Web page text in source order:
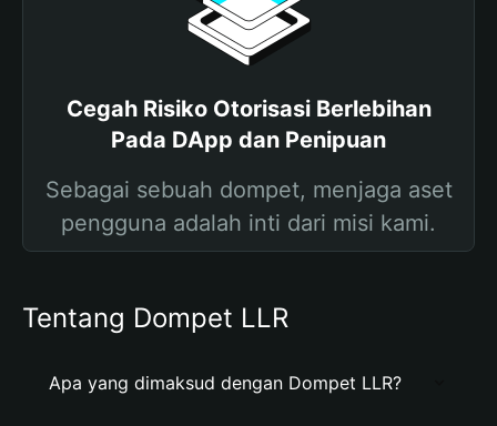
Cegah Risiko Otorisasi Berlebihan
Pada DApp dan Penipuan
Sebagai sebuah dompet, menjaga aset
pengguna adalah inti dari misi kami.
Tentang Dompet LLR
Apa yang dimaksud dengan Dompet LLR?